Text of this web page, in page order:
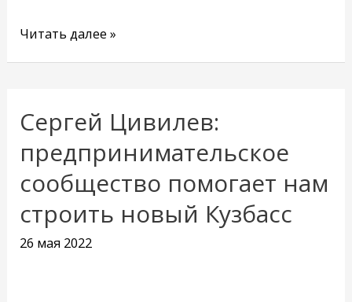
Читать далее »
Сергей Цивилев:
предпринимательское
сообщество помогает нам
строить новый Кузбасс
26 мая 2022
Сергей
Цивилев:
предпринимательское
сообщество
помогает
строить